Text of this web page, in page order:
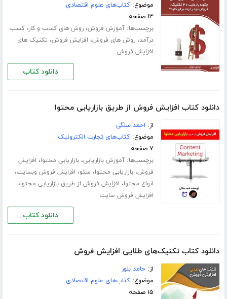
موضوع:کتاب‌های علوم اقتصادی
۱۳ صفحه
برچسب‌ها:آموزش فروش،روش های کسب و کار،کسب
درآمد،روش های فروش، افزایش فروش، تکنیک های
افزایش فروش
دانلود کتاب
دانلود کتاب افزایش فروش از طریق بازاریابی محتوا
از: احمد سلگی
موضوع:کتاب‌های تجارت الکترونیک
۷ صفحه
برچسب‌ها:آموزش بازاریابی،بازاریابی محتوا، افزایش
فروش،بازاریابی محتوا، سئو، افزایش فروش وبسایت،
انواع محتوا، افزایش فروش از طریق بازاریابی محتوا،
افزایش فروش سایت
دانلود کتاب
دانلود کتاب تکنیک‌های طلایی افزایش فروش
از:حامد بلور
موضوع:کتاب‌های علوم اقتصادی
۱۵ صفحه